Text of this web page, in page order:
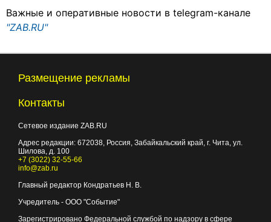
Важные и оперативные новости в telegram-канале
"ZAB.RU"
Размещение рекламы
Контакты
Сетевое издание ZAB.RU
Адрес редакции: 672038, Россия, Забайкальский край, г. Чита, ул.
Шилова, д. 100
+7 (3022) 32-55-66
info@zab.ru
Главный редактор Кондратьев Н. В.
Учредитель - ООО "Событие"
Зарегистрировано Федеральной службой по надзору в сфере